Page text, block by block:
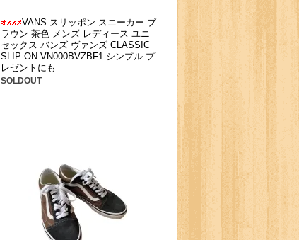
VANS スリッポン スニーカー ブ
ラウン 茶色 メンズ レディース ユニ
セックス バンズ ヴァンズ CLASSIC
SLIP-ON VN000BVZBF1 シンプル プ
レゼントにも
SOLDOUT